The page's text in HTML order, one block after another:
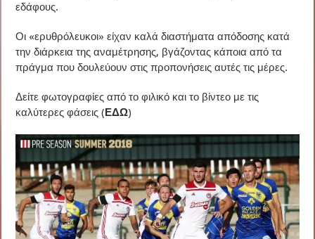
εδάφους.
Οι «ερυθρόλευκοι» είχαν καλά διαστήματα απόδοσης κατά
την διάρκεια της αναμέτρησης, βγάζοντας κάποια από τα
πράγμα που δουλεύουν στις προπονήσεις αυτές τις μέρες.
Δείτε φωτογραφίες από το φιλικό και το βίντεο με τις
καλύτερες φάσεις (ΕΔΩ)